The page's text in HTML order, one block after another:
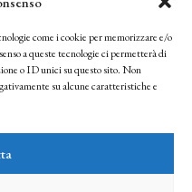
come i cookie per memorizzare e/o
a queste tecnologie ci permetterà di
o ID unici su questo sito. Non
su alcune caratteristiche e
informazioni saranno trattate
dell’Istituto Matteucci